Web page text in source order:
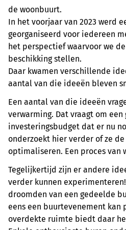
de woonbuurt.
In het voorjaar van 2023 werd
georganiseerd voor iedereen
het perspectief waarvoor we
beschikking stellen.
Daar kwamen verschillende
aantal van die ideeën bleven
Een aantal van die ideeën
verwarming. Dat vraagt om een
investeringsbudget dat er nu
onderzoekt hier verder of ze
optimaliseren. Een proces van
Tegelijkertijd zijn er andere
verder kunnen
droomden van een gedeelde
eens een buurtevenement kan
overdekte ruimte biedt daar